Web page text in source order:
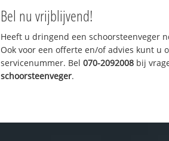
Bel nu vrijblijvend!
Heeft u dringend een schoorsteenveger
Ook voor een offerte en/of advies kunt u
servicenummer. Bel070-2092008 bij
schoorsteenveger.